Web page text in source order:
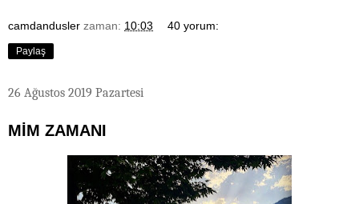
camdandusler zaman: 10:03 40 yorum:
Paylaş
26 Ağustos 2019 Pazartesi
MİM ZAMANI